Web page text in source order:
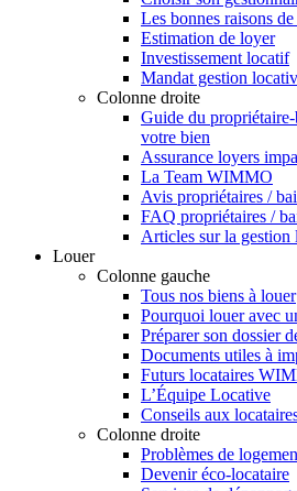
Les bonnes raisons
Estimation de loyer
Investissement locatif
Mandat gestion
Colonne droite
Guide du
votre bien
Assurance loyers
La Team WIMMO
Avis propriétaires /
FAQ propriétaires /
Articles sur la gestion
Louer
Colonne gauche
Tous nos biens à louer
Pourquoi louer avec
Préparer son dossier
Documents utiles à
Futurs locataires
L’Équipe Locative
Conseils aux
Colonne droite
Problèmes de
Devenir éco-locataire